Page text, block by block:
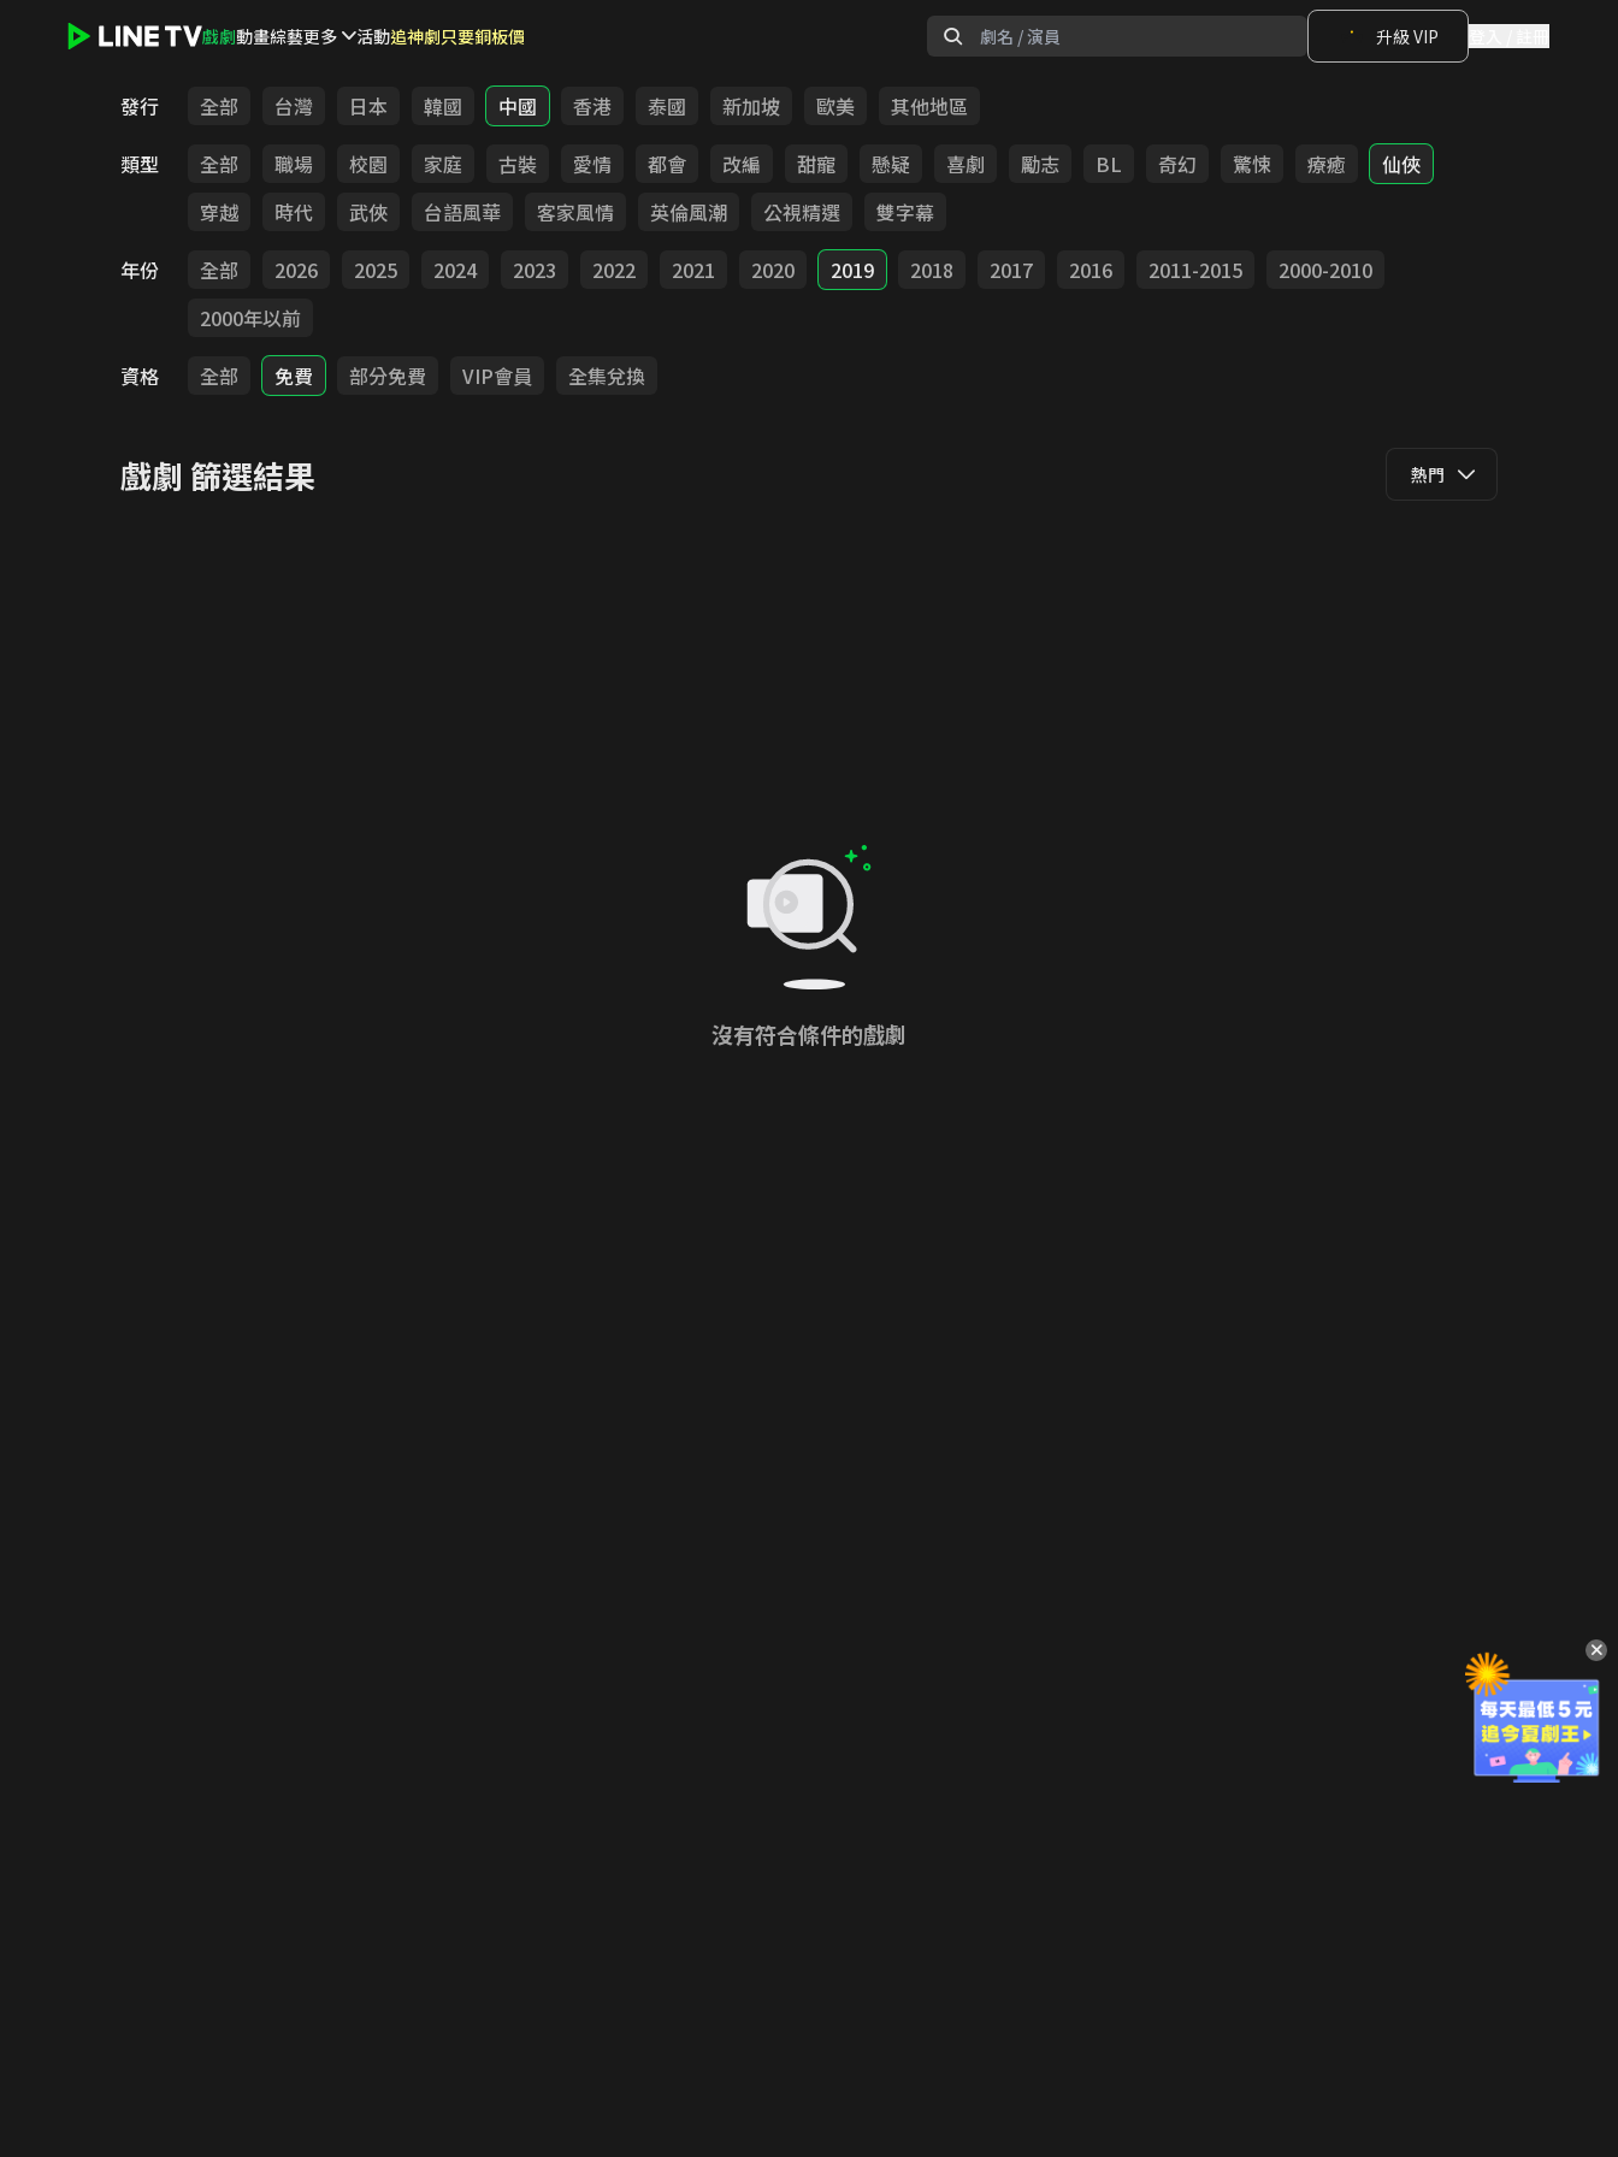
戲劇動畫綜藝更多 活動追神劇只要銅板價 升級 VIP
發行 全部 台灣 日本 韓國 中國 香港 泰國 新加坡 歐美
其他地區
類型
全部 職場 校園 家庭 古裝 愛情 都會 改編 甜寵 懸疑 喜劇 勵志 BL 奇幻 驚悚 療癒
仙俠
穿越
時代 武俠 台語風華 客家風情 英倫風潮 公視精選
雙字幕
年份
全部 2026 2025 2024 2023 2022 2021 2020 2019 2018 2017 2016 2011-2015
2000-2010
2000年以前
資格
全部 免費 部分免費 VIP會員 全集兌換
戲劇 篩選結果 熱門
沒有符合條件的戲劇